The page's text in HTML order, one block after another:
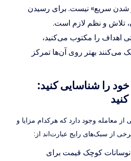
شدن سریع» نیست. برای رسیدن
تلاش و نظم لازم است.
اهداف را مکتوب می‌کنید،
بهتر روی آن‌ها تمرکز
را شناسایی کنید:
معامله وجود دارد که هرکدام مزایا و
از سبک‌های رایج عبارت‌اند از:
نوسانات کوچک قیمت برای